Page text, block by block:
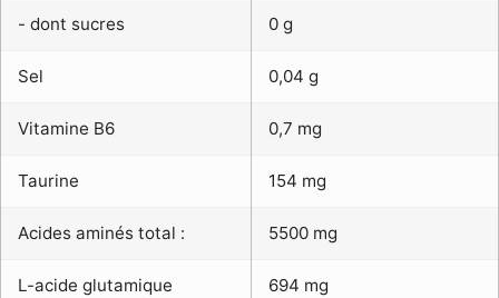
- dont sucres 0 g
Sel 0,04 g
Vitamine B6 0,7 mg
Taurine 154 mg
Acides aminés total : 5500 mg
L-acide glutamique 694 mg